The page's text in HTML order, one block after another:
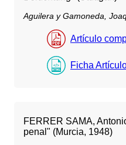
Aguilera y Gamoneda,
Artículo
Ficha
FERRER SAMA,
penal" (Murcia, 1948)